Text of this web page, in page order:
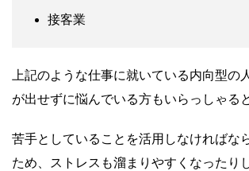
接客業
上記のような仕事に就いている内向型の
が出せずに悩んでいる方もいらっしゃる
苦手としていることを活用しなければな
ため、ストレスも溜まりやすくなったり